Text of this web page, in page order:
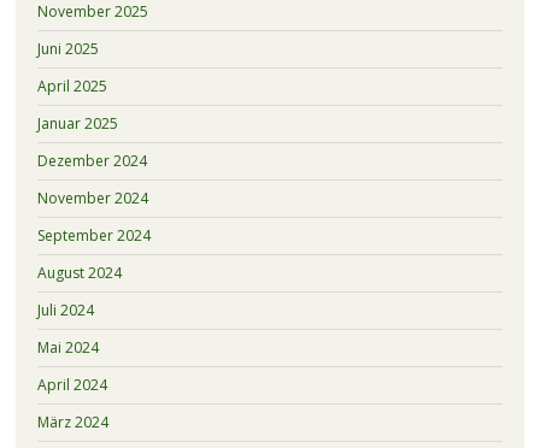
November 2025
Juni 2025
April 2025
Januar 2025
Dezember 2024
November 2024
September 2024
August 2024
Juli 2024
Mai 2024
April 2024
März 2024